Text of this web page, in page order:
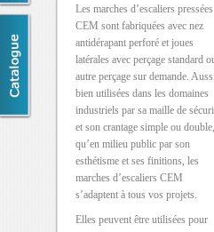
Les marches d’escaliers pressées
CEM sont fabriquées avec nez
antidérapant perforé et joues
latérales avec perçage standard
autre perçage sur demande. Aussi
bien utilisées dans les domaines
industriels par sa maille de
et son crantage simple ou double,
qu’en milieu public par son
esthétisme et ses finitions, les
marches d’escaliers CEM
s’adaptent à tous vos projets.
Elles peuvent être utilisées pour